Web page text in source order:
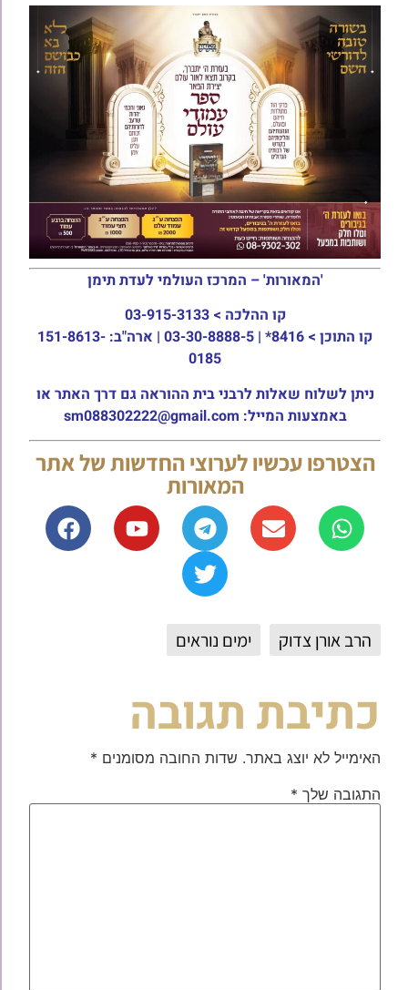
'המאורות' – המרכז העולמי לעדת תימן
קו ההלכה > 03-915-3133
קו התוכן >
8416* | 03-30-8888-5 | ארה"ב: 151-8613-
0185
ניתן לשלוח שאלות לרבני בית ההוראה גם דרך האתר או
באמצעות המייל: sm088302222@gmail.com
הצטרפו עכשיו לערוצי החדשות של אתר
המאורות
הרב אורן צדוק ימים נוראים
כתיבת תגובה
האימייל לא יוצג באתר. שדות החובה מסומנים *
התגובה שלך *